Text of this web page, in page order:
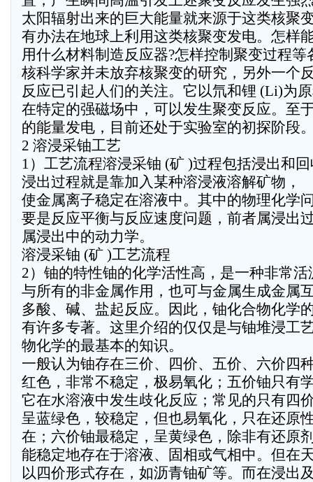
太阳辐射出来的巨大能量就来源于这类核聚
有办法在地球上利用这类核聚变发电。怎样
用什么材料制造反应器?怎样控制聚变过程
核科学家并未放弃核聚变的研究，另外一个
反应已引起人们的关注。它以氘和锂 (Li)为
在特定的强磁场中，可以发生聚变反应。至
的能量发电，目前还处于实验室的初探阶段
2 溶浸采铀工艺
1）工艺流程溶浸采铀 (矿 )过程包括浸出和
浸出过程就是靠加入某种溶浸液溶解矿物，
使金属离子稳定在溶液中。其中的物理化学
要是反应平衡与反应速度问题，前者属浸出
属浸出中的动力学。
溶浸采铀 (矿 )工艺流程
2）铀的特性铀的化学活性高，是一种非常
与所有的非金属作用，也可与金属生成金属
多酸、碱、盐起反应。因此，铀化合物化学
有许多专著。这里介绍的仅仅是与铀堆浸工
物化学的最基本的知识。
一般认为铀存在三价、四价、五价、六价四
红色，非常不稳定，极易氧化；五价铀只有
它在水溶液中发生歧化反应；常见的只有四
呈蓝绿色，较稳定，但也易氧化，只在还原
在；六价铀最稳定，呈黄绿色，除非有还原
能稳定地存在于溶液、固相或气相中。但在
以四价形式存在，如沥青铀矿等。而在浸出